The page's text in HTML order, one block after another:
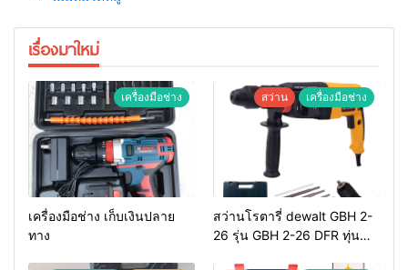
เรื่องมาใหม่
เครื่องมือช่าง
เครื่องมือช่าง เก็บเงินปลาย
ทาง
สว่าน เครื่องมือช่าง
สว่านโรตารี่ dewalt GBH 2-
26 รุ่น GBH 2-26 DFR ทุ่น